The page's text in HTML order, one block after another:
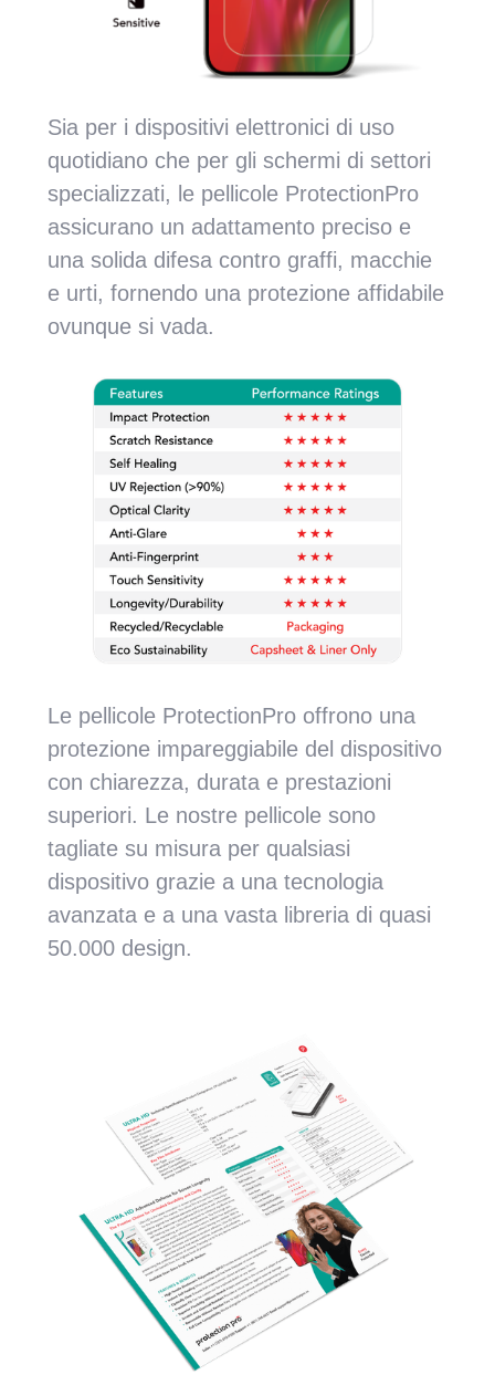
Sia per i dispositivi elettronici di uso
quotidiano che per gli schermi di settori
specializzati, le pellicole ProtectionPro
assicurano un adattamento preciso e
una solida difesa contro graffi, macchie
e urti, fornendo una protezione affidabile
ovunque si vada.
Le pellicole ProtectionPro offrono una
protezione impareggiabile del dispositivo
con chiarezza, durata e prestazioni
superiori. Le nostre pellicole sono
tagliate su misura per qualsiasi
dispositivo grazie a una tecnologia
avanzata e a una vasta libreria di quasi
50.000 design.